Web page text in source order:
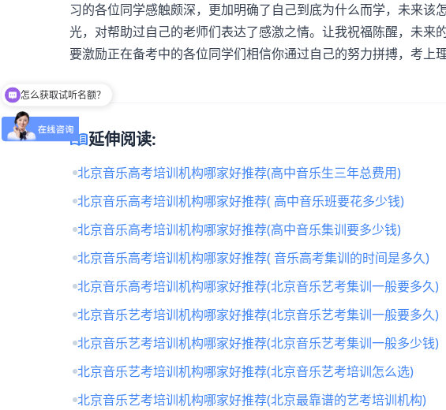
习的各位同学感触颇深，更加明确了自己到底为什么而学，未来
光，对帮助过自己的老师们表达了感激之情。让我祝福陈醒，未来
要激励正在备考中的各位同学们相信你通过自己的努力拼搏，考上
menu_book延伸阅读:
北京音乐高考培训机构哪家好推荐(高中音乐生三年总费用)
北京音乐高考培训机构哪家好推荐( 高中音乐班要花多少钱)
北京音乐高考培训机构哪家好推荐(高中音乐集训要多少钱)
北京音乐高考培训机构哪家好推荐( 音乐高考集训的时间是多久)
北京音乐高考培训机构哪家好推荐(北京音乐艺考集训一般要多久)
北京音乐艺考培训机构哪家好推荐(北京音乐艺考集训一般要多久)
北京音乐艺考培训机构哪家好推荐(北京音乐艺考集训一般多少钱)
北京音乐艺考培训机构哪家好推荐(北京音乐艺考培训怎么选)
北京音乐艺考培训机构哪家好推荐(北京最靠谱的艺考培训机构)
留下【姓名】 【微信】即获取免费试听名额